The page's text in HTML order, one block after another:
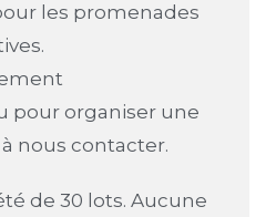
les promenades
pour organiser une
à nous contacter.
de 30 lots. Aucune